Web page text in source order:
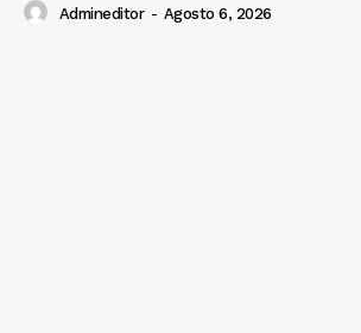
Admineditor - Agosto 6, 2026